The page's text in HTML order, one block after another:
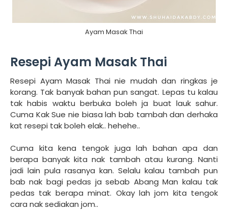
Ayam Masak Thai
Resepi Ayam Masak Thai
Resepi Ayam Masak Thai nie mudah dan ringkas je
korang. Tak banyak bahan pun sangat. Lepas tu kalau
tak habis waktu berbuka boleh ja buat lauk sahur.
Cuma Kak Sue nie biasa lah bab tambah dan derhaka
kat resepi tak boleh elak.. hehehe..
Cuma kita kena tengok juga lah bahan apa dan
berapa banyak kita nak tambah atau kurang. Nanti
jadi lain pula rasanya kan. Selalu kalau tambah pun
bab nak bagi pedas ja sebab Abang Man kalau tak
pedas tak berapa minat. Okay lah jom kita tengok
cara nak sediakan jom..